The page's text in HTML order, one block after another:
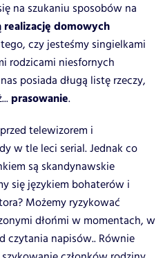
na szukaniu sposobów na
domowych
czy jesteśmy singielkami
rodzicami niesfornych
posiada długą listę rzeczy,
prasowanie.
telewizorem i
w tle leci serial. Jednak co
są skandynawskie
się językiem bohaterów i
Możemy ryzykować
dłońmi w momentach, w
czytania napisów.. Równie